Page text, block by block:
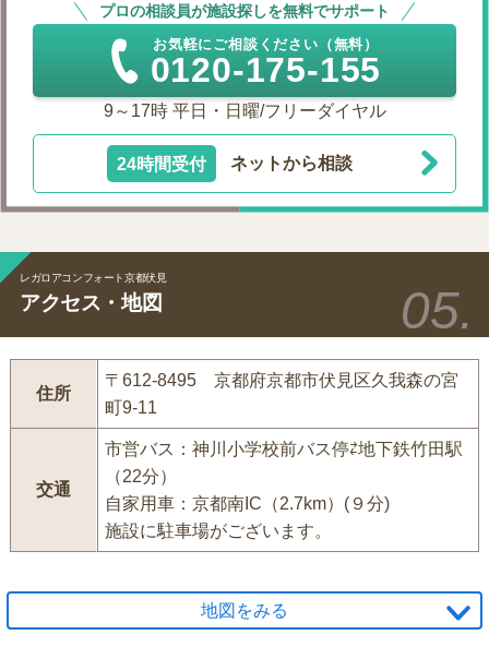
プロの相談員が施設探しを無料でサポート
お気軽にご相談ください（無料）
0120-175-155
9～17時 平日・日曜/フリーダイヤル
24時間受付 ネットから相談
レガロアコンフォート京都伏見
アクセス・地図
住所
〒612-8495 京都府京都市伏見区久我森の宮
町9-11
交通
市営バス：神川小学校前バス停⇄地下鉄竹田駅
（22分）
自家用車：京都南IC（2.7km）(９分)
施設に駐車場がございます。
地図をみる